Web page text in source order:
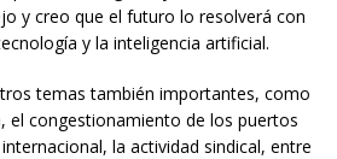
y creo que el futuro lo resolverá con
y la inteligencia artificial.
temas también importantes, como
el congestionamiento de los puertos
la actividad sindical, entre